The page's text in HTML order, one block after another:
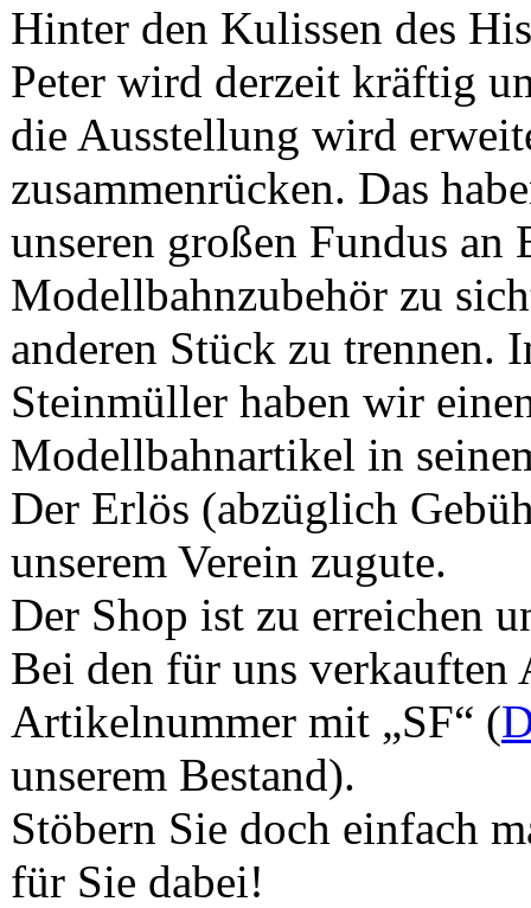
Hinter den Kulissen des
Peter wird derzeit kräftig
die Ausstellung wird
zusammenrücken. Das
unseren großen Fundus an
Modellbahnzubehör zu
anderen Stück zu trennen.
Steinmüller haben wir
Modellbahnartikel in
Der Erlös (abzüglich
unserem Verein zugute.
Der Shop ist zu erreichen
Bei den für uns
Artikelnummer mit „SF“ (
unserem Bestand).
Stöbern Sie doch einfach
für Sie dabei!